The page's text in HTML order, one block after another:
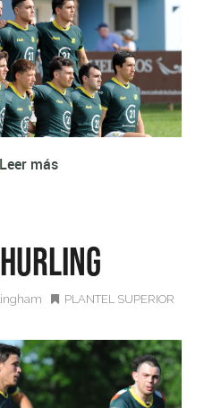
Leer más
PLANTEL SUPERIOR